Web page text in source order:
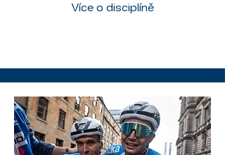
Více o disciplíně